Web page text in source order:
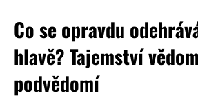
Co se opravdu
hlavě? Tajemství
podvědomí